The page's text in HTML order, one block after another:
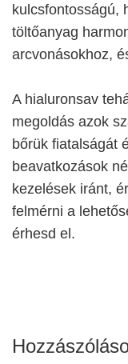
kulcsfontosságú,
töltőanyag
arcvonásokhoz,
A hialuronsav
megoldás azok
bőrük fiatalságát
beavatkozások
kezelések iránt,
felmérni a
érhesd el.